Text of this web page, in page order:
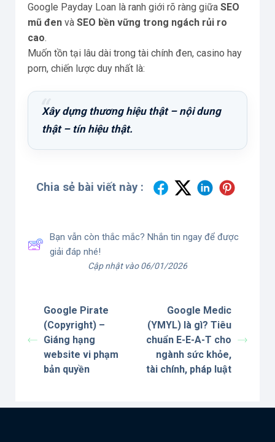
Google Payday Loan là ranh giới rõ ràng giữa SEO
mũ đen và SEO bền vững trong ngách rủi ro
cao.
Muốn tồn tại lâu dài trong tài chính đen, casino hay
porn, chiến lược duy nhất là:
Xây dựng thương hiệu thật – nội dung
thật – tín hiệu thật.
Chia sẻ bài viết này :
Bạn vẫn còn thắc mắc? Nhắn tin ngay để được
giải đáp nhé!
Cập nhật vào 06/01/2026
Google Pirate
(Copyright) –
Giáng hạng
website vi phạm
bản quyền
Google Medic
(YMYL) là gì? Tiêu
chuẩn E-E-A-T cho
ngành sức khỏe,
tài chính, pháp luật